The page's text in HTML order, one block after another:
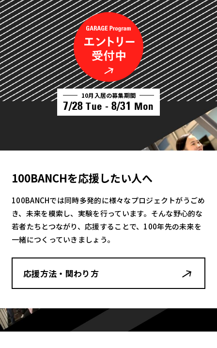
10月入居の募集期間
7/28 Tue - 8/31 Mon
100BANCHを応援したい人へ
100BANCHでは同時多発的に様々なプロジェクトがうごめ
き、未来を模索し、実験を行っています。そんな野心的な
若者たちとつながり、応援することで、100年先の未来を
一緒につくっていきましょう。
応援方法・関わり方